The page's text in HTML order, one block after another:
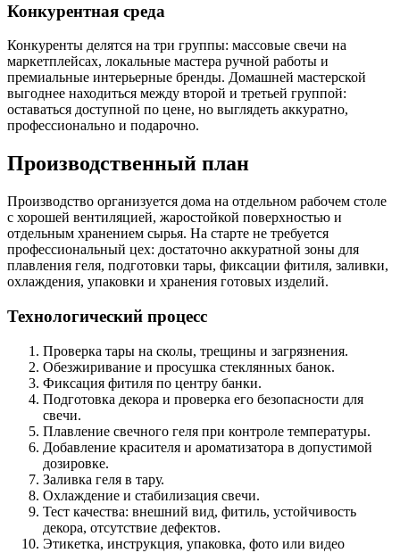
Конкурентная среда
Конкуренты делятся на три группы: массовые свечи на
маркетплейсах, локальные мастера ручной работы и
премиальные интерьерные бренды. Домашней мастерской
выгоднее находиться между второй и третьей группой:
оставаться доступной по цене, но выглядеть аккуратно,
профессионально и подарочно.
Производственный план
Производство организуется дома на отдельном рабочем столе
с хорошей вентиляцией, жаростойкой поверхностью и
отдельным хранением сырья. На старте не требуется
профессиональный цех: достаточно аккуратной зоны для
плавления геля, подготовки тары, фиксации фитиля, заливки,
охлаждения, упаковки и хранения готовых изделий.
Технологический процесс
Проверка тары на сколы, трещины и загрязнения.
Обезжиривание и просушка стеклянных банок.
Фиксация фитиля по центру банки.
Подготовка декора и проверка его безопасности для
свечи.
Плавление свечного геля при контроле температуры.
Добавление красителя и ароматизатора в допустимой
дозировке.
Заливка геля в тару.
Охлаждение и стабилизация свечи.
Тест качества: внешний вид, фитиль, устойчивость
декора, отсутствие дефектов.
Этикетка, инструкция, упаковка, фото или видео